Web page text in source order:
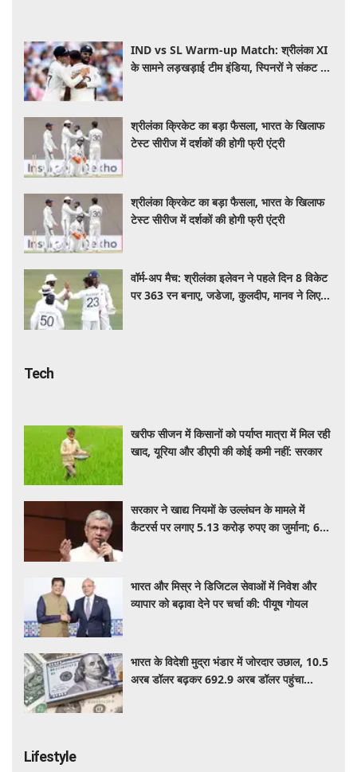
IND vs SL Warm-up Match: श्रीलंका XI
के सामने लड़खड़ाई टीम इंडिया, स्पिनरों ने संकट में
श्रीलंका क्रिकेट का बड़ा फैसला, भारत के खिलाफ
टेस्ट सीरीज में दर्शकों की होगी फ्री एंट्री
श्रीलंका क्रिकेट का बड़ा फैसला, भारत के खिलाफ
टेस्ट सीरीज में दर्शकों की होगी फ्री एंट्री
वॉर्म-अप मैच: श्रीलंका इलेवन ने पहले दिन 8 विकेट
पर 363 रन बनाए, जडेजा, कुलदीप, मानव ने लिए
Tech
खरीफ सीजन में किसानों को पर्याप्त मात्रा में मिल रही
खाद, यूरिया और डीएपी की कोई कमी नहीं: सरकार
सरकार ने खाद्य नियमों के उल्लंघन के मामले में
कैटरर्स पर लगाए 5.13 करोड़ रुपए का जुर्माना; 6
भारत और मिस्र ने डिजिटल सेवाओं में निवेश और
व्यापार को बढ़ावा देने पर चर्चा की: पीयूष गोयल
भारत के विदेशी मुद्रा भंडार में जोरदार उछाल, 10.5
अरब डॉलर बढ़कर 692.9 अरब डॉलर पहुंचा
Lifestyle